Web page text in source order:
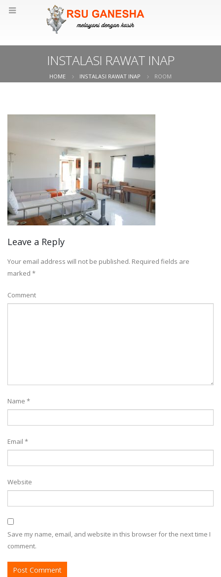
INSTALASI RAWAT INAP
HOME INSTALASI RAWAT INAP ROOM
Leave a Reply
Your email address will not be published. Required fields are
marked *
Comment
Name *
Email *
Website
Save my name, email, and website in this browser for the next time I
comment.